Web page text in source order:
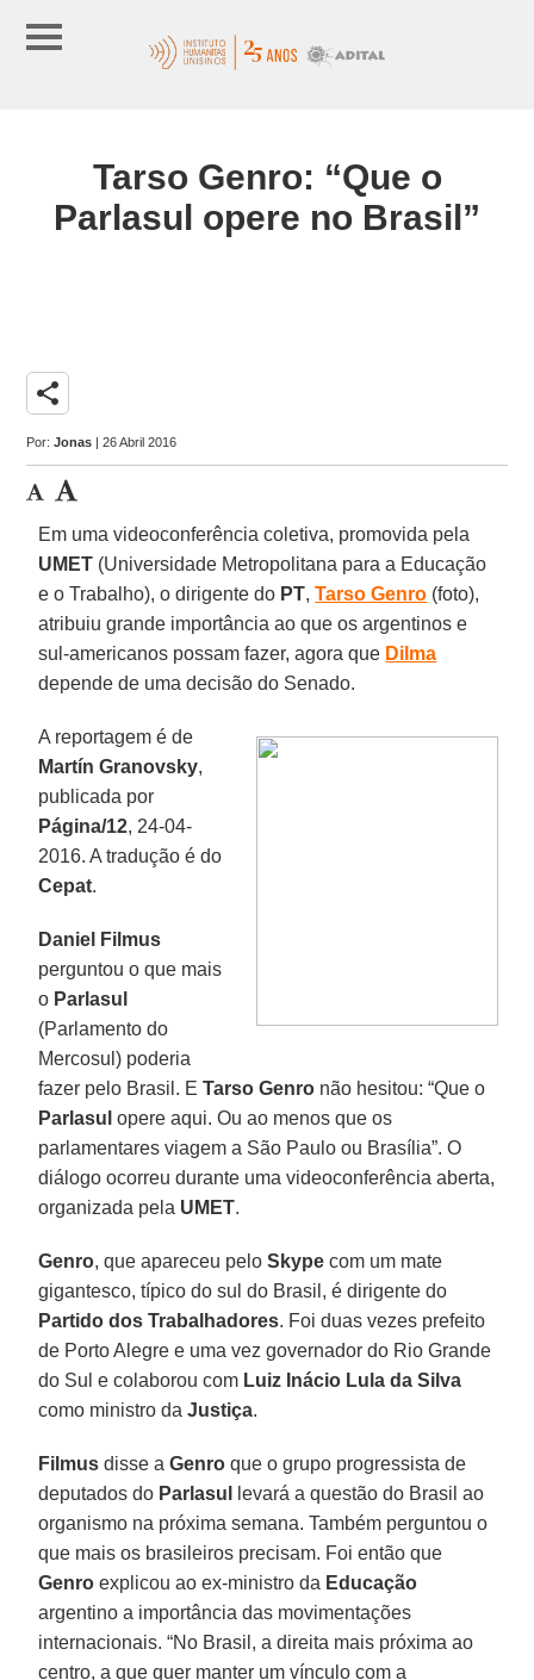
Tarso Genro: “Que o
Parlasul opere no Brasil”
share
Por:Jonas | 26 Abril 2016
Em uma videoconferência coletiva, promovida pela
UMET (Universidade Metropolitana para a Educação
e o Trabalho), o dirigente do PT,Tarso Genro (foto),
atribuiu grande importância ao que os argentinos e
sul-americanos possam fazer, agora que Dilma
depende de uma decisão do Senado.
A reportagem é de
Martín Granovsky,
publicada por
Página/12, 24-04-
2016. A tradução é do
Cepat.
Daniel Filmus
perguntou o que mais
o Parlasul
(Parlamento do
Mercosul) poderia
fazer pelo Brasil. ETarso Genro não hesitou: “Que o
Parlasul opere aqui. Ou ao menos que os
parlamentares viagem a São Paulo ou Brasília”. O
diálogo ocorreu durante uma videoconferência aberta,
organizada pela UMET.
Genro, que apareceu peloSkype com um mate
gigantesco, típico do sul do Brasil, é dirigente do
Partido dos Trabalhadores. Foi duas vezes prefeito
de Porto Alegre e uma vez governador do Rio Grande
do Sul e colaborou com Luiz Inácio Lula da Silva
como ministro daJustiça.
Filmus disse aGenro que o grupo progressista de
deputados do Parlasul
levará a questão do Brasil ao
organismo na próxima semana. Também perguntou o
que mais os brasileiros precisam. Foi então que
Genro explicou ao ex-ministro da Educação
argentino a importância das movimentações
internacionais. “No Brasil, a direita mais próxima ao
centro, a que quer manter um vínculo com a